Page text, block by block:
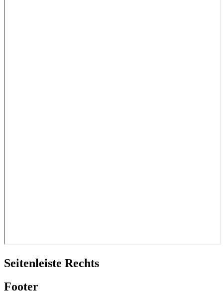
Seitenleiste Rechts
Footer